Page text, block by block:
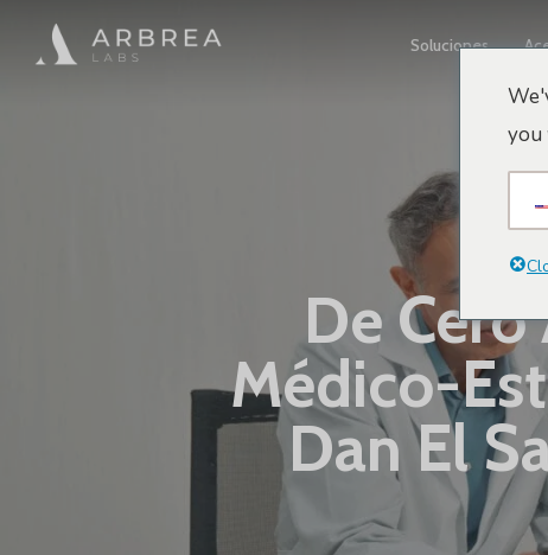
Soluciones
De
Médico-
Dan El
you